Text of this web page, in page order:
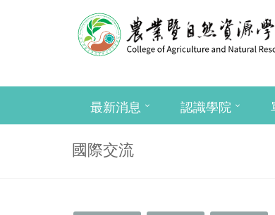
最新消息 認識學院
國際交流